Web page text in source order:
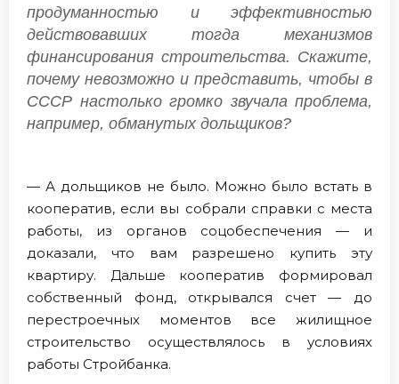
продуманностью и эффективностью
действовавших тогда механизмов
финансирования строительства. Скажите,
почему невозможно и представить, чтобы в
СССР настолько громко звучала проблема,
например, обманутых дольщиков?
— А дольщиков не было. Можно было встать в
кооператив, если вы собрали справки с места
работы, из органов соцобеспечения — и
доказали, что вам разрешено купить эту
квартиру. Дальше кооператив формировал
собственный фонд, открывался счет — до
перестроечных моментов все жилищное
строительство осуществлялось в условиях
работы Стройбанка.